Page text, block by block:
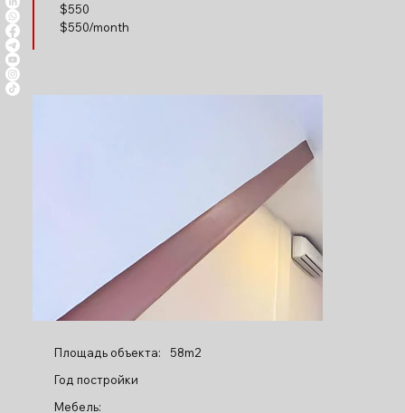
$550
$550/month
Площадь объекта:
58m2
Год постройки
Мебель: